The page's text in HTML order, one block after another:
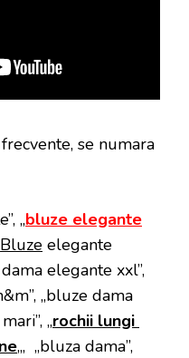
se numara
„bluze elegante
Bluze elegante
elegante xxl”,
„bluze dama
„rochii lungi
„, „bluza dama”,